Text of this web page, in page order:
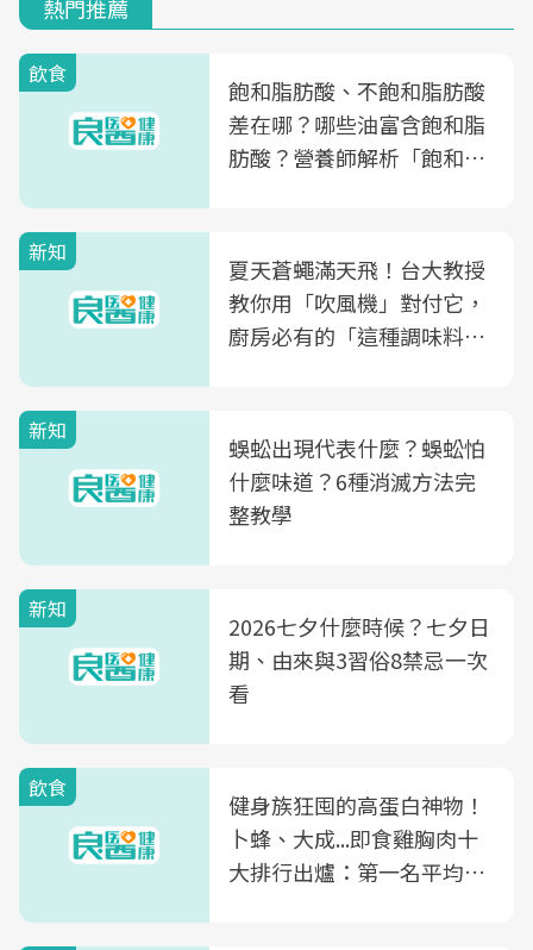
熱門推薦
飲食
飽和脂肪酸、不飽和脂肪酸
差在哪？哪些油富含飽和脂
肪酸？營養師解析「飽和脂
新知
夏天蒼蠅滿天飛！台大教授
教你用「吹風機」對付它，
廚房必有的「這種調味料」
新知
蜈蚣出現代表什麼？蜈蚣怕
什麼味道？6種消滅方法完
整教學
新知
2026七夕什麼時候？七夕日
期、由來與3習俗8禁忌一次
看
飲食
健身族狂囤的高蛋白神物！
卜蜂、大成...即食雞胸肉十
大排行出爐：第一名平均一